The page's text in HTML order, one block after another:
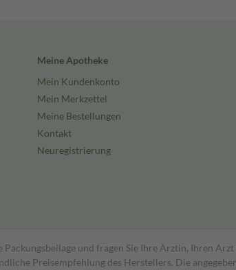
Meine Apotheke
Mein Kundenkonto
Mein Merkzettel
Meine Bestellungen
Kontakt
Neuregistrierung
Packungsbeilage und fragen Sie Ihre Ärztin, Ihren
Preisempfehlung des Herstellers. Die